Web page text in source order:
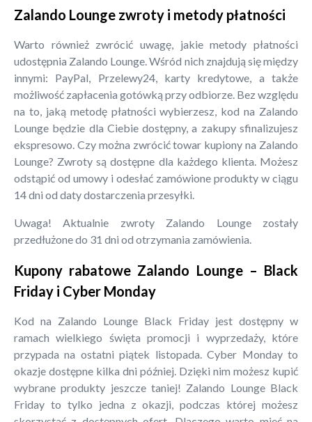
Zalando Lounge zwroty i metody płatności
Warto również zwrócić uwagę, jakie metody płatności
udostępnia Zalando Lounge. Wśród nich znajdują się między
innymi: PayPal, Przelewy24, karty kredytowe, a także
możliwość zapłacenia gotówką przy odbiorze. Bez względu
na to, jaką metodę płatności wybierzesz, kod na Zalando
Lounge będzie dla Ciebie dostępny, a zakupy sfinalizujesz
ekspresowo. Czy można zwrócić towar kupiony na Zalando
Lounge? Zwroty są dostępne dla każdego klienta. Możesz
odstąpić od umowy i odesłać zamówione produkty w ciągu
14 dni od daty dostarczenia przesyłki.
Uwaga! Aktualnie zwroty Zalando Lounge zostały
przedłużone do 31 dni od otrzymania zamówienia.
Kupony rabatowe Zalando Lounge – Black
Friday i Cyber Monday
Kod na Zalando Lounge Black Friday jest dostępny w
ramach wielkiego święta promocji i wyprzedaży, które
przypada na ostatni piątek listopada. Cyber Monday to
okazje dostępne kilka dni później. Dzięki nim możesz kupić
wybrane produkty jeszcze taniej! Zalando Lounge Black
Friday to tylko jedna z okazji, podczas której możesz